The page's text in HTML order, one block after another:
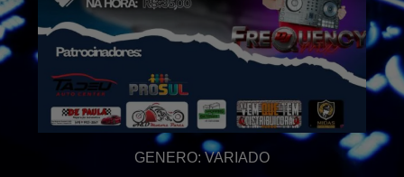
GENERO: VARIADO